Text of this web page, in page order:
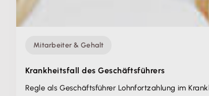
Mitarbeiter & Gehalt
Krankheitsfall des Geschäftsführers
Regle als Geschäftsführer Lohnfortzahlung im